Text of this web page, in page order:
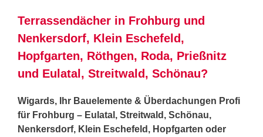
Terrassendächer in Frohburg und
Nenkersdorf, Klein Eschefeld,
Hopfgarten, Röthgen, Roda, Prießnitz
und Eulatal, Streitwald, Schönau?
Wigards, Ihr Bauelemente & Überdachungen Profi
für Frohburg – Eulatal, Streitwald, Schönau,
Nenkersdorf, Klein Eschefeld, Hopfgarten oder